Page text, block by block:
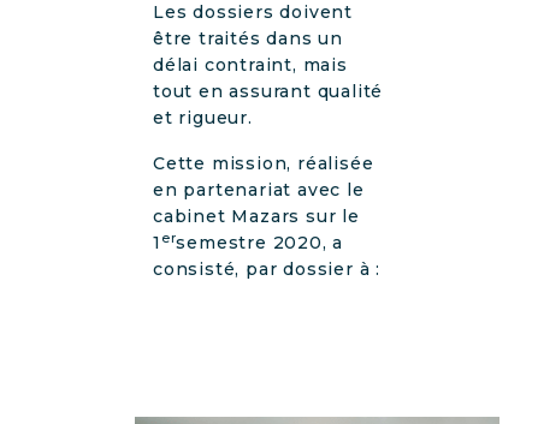
Les dossiers doivent
être traités dans un
délai contraint, mais
tout en assurant qualité
et rigueur.
Cette mission, réalisée
en partenariat avec le
cabinet Mazars sur le
1 ersemestre 2020, a
consisté, par dossier à :